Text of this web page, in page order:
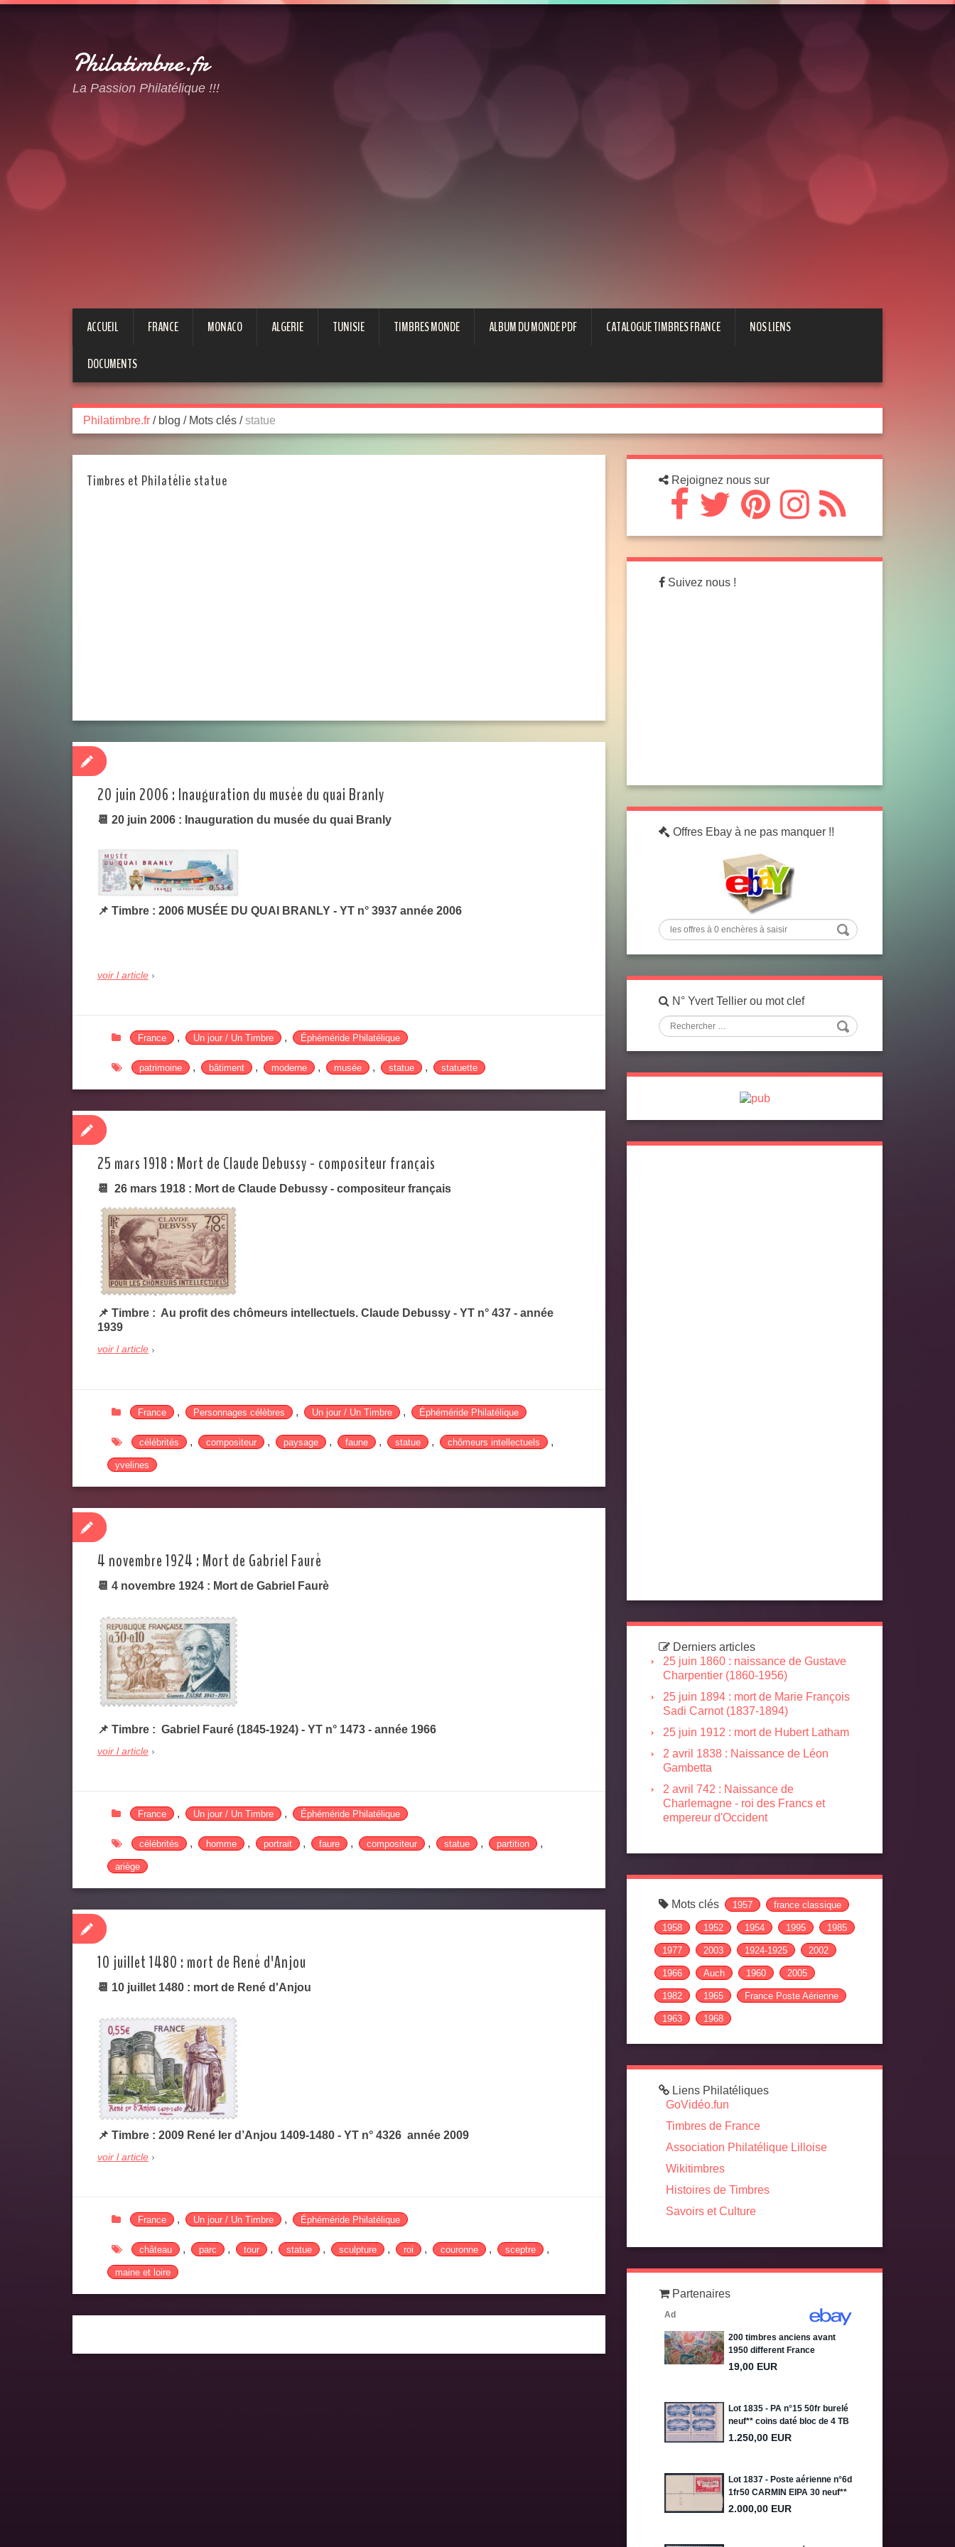
Philatimbre.fr
La Passion Philatélique !!!
ACCUEIL FRANCE MONACO ALGERIE TUNISIE TIMBRES MONDE ALBUM DU MONDE PDF CATALOGUE TIMBRES FRANCE NOS LIENS
DOCUMENTS
Philatimbre.fr /blog / Mots clés / statue
Timbres et Philatélie statue
20 juin 2006 : Inauguration du musée du quai Branly
📆 20 juin 2006 : Inauguration du musée du quai Branly
📌 Timbre : 2006 MUSÉE DU QUAI BRANLY - YT n° 3937 année 2006
voir l article
France , Un jour / Un Timbre , Éphéméride Philatélique
patrimoine , bâtiment , moderne , musée , statue , statuette
25 mars 1918 : Mort de Claude Debussy - compositeur français
📆 26 mars 1918 : Mort de Claude Debussy - compositeur français
📌 Timbre : Au profit des chômeurs intellectuels. Claude Debussy - YT n° 437 - année
1939
voir l article
France , Personnages célèbres , Un jour / Un Timbre , Éphéméride Philatélique
célébrités , compositeur , paysage , faune , statue , chômeurs intellectuels ,
yvelines
4 novembre 1924 : Mort de Gabriel Faurè
📆 4 novembre 1924 : Mort de Gabriel Faurè
📌 Timbre : Gabriel Fauré (1845-1924) - YT n° 1473 - année 1966
voir l article
France , Un jour / Un Timbre , Éphéméride Philatélique
célébrités , homme , portrait , faure , compositeur , statue , partition ,
ariège
10 juillet 1480 : mort de René d'Anjou
📆 10 juillet 1480 : mort de René d'Anjou
📌 Timbre : 2009 René Ier d’Anjou 1409-1480 - YT n° 4326 année 2009
voir l article
France , Un jour / Un Timbre , Éphéméride Philatélique
château , parc , tour , statue , sculpture , roi , couronne , sceptre ,
maine et loire
Rejoignez nous sur
Suivez nous !
Offres Ebay à ne pas manquer !!
N° Yvert Tellier ou mot clef
Derniers articles
25 juin 1860 : naissance de Gustave
Charpentier (1860-1956)
25 juin 1894 : mort de Marie François
Sadi Carnot (1837-1894)
25 juin 1912 : mort de Hubert Latham
2 avril 1838 : Naissance de Léon
Gambetta
2 avril 742 : Naissance de
Charlemagne - roi des Francs et
empereur d'Occident
Mots clés 1957 france classique
1958 1952 1954 1995 1985
1977 2003 1924-1925 2002
1966 Auch 1960 2005
1982 1965 France Poste Aérienne
1963 1968
Liens Philatéliques
GoVidéo.fun
Timbres de France
Association Philatélique Lilloise
Wikitimbres
Histoires de Timbres
Savoirs et Culture
Partenaires